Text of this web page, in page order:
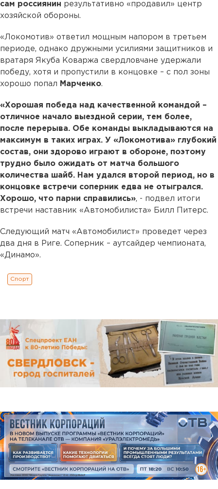
сам россиянин результативно «продавил» центр
хозяйской обороны.
«Локомотив» ответил мощным напором в третьем
периоде, однако дружными усилиями защитников и
вратаря Якуба Коваржа свердловчане удержали
победу, хотя и пропустили в концовке – с пол зоны
хорошо попал Марченко.
«Хорошая победа над качественной командой –
отличное начало выездной серии, тем более,
после перерыва. Обе команды выкладываются на
максимум в таких играх. У «Локомотива» глубокий
состав, они здорово играют в обороне, поэтому
трудно было ожидать от матча большого
количества шайб. Нам удался второй период, но в
концовке встречи соперник едва не отыгрался.
Хорошо, что парни справились», - подвел итоги
встречи наставник «Автомобилиста» Билл Питерс.
Следующий матч «Автомобилист» проведет через
два дня в Риге. Соперник – аутсайдер чемпионата,
«Динамо».
Спорт